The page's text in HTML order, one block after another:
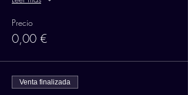
Precio
0,00 €
Venta finalizada